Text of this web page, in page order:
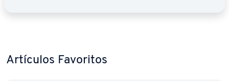
Artículos Favoritos